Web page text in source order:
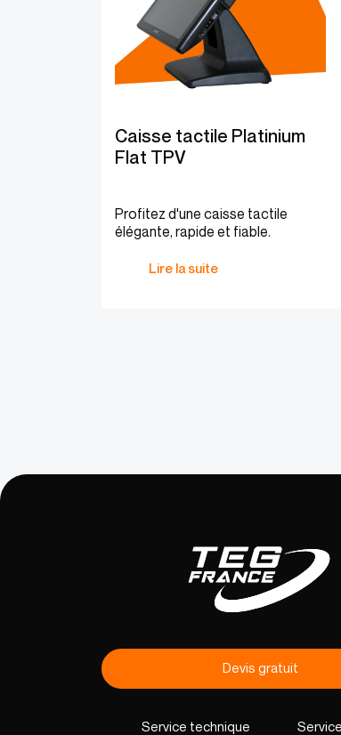
Caisse tactile Platinium
Flat TPV
Profitez d'une caisse tactile
élégante, rapide et fiable.
Lire la suite
Devis gratuit